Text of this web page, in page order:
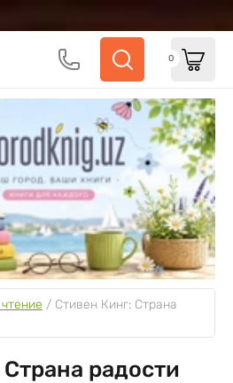
0
/ Стивен Кинг: Страна
радости